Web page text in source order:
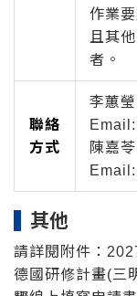
作業
且其
者。
聯絡
方式
李蕙
陳嘉
其他
請詳閱附件：
德國研修計畫(三